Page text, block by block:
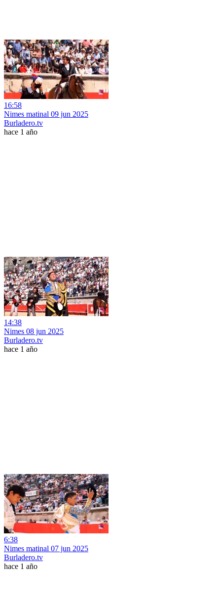
16:58
Nimes matinal 09 jun 2025
Burladero.tv
hace 1 año
14:38
Nimes 08 jun 2025
Burladero.tv
hace 1 año
6:38
Nimes matinal 07 jun 2025
Burladero.tv
hace 1 año